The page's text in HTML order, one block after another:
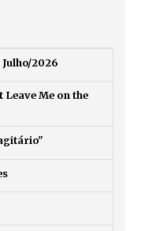
Julho/2026
Leave Me on the